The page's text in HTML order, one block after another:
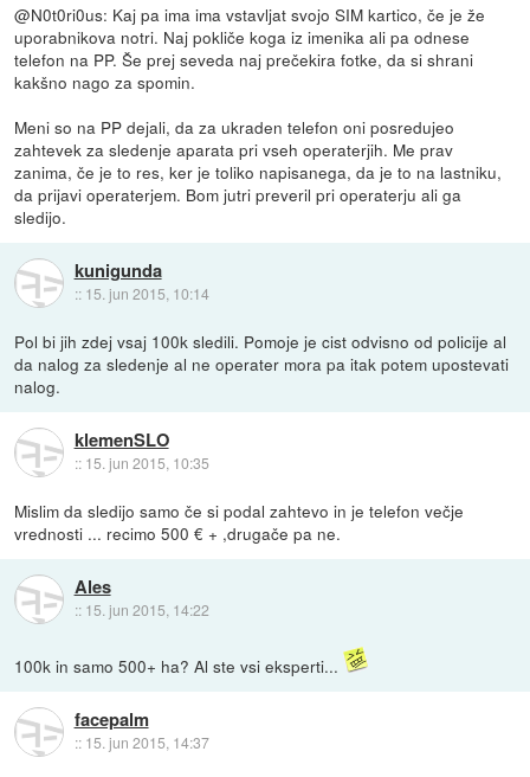
@N0t0ri0us: Kaj pa ima ima vstavljat svojo SIM kartico, če je že
uporabnikova notri. Naj pokliče koga iz imenika ali pa odnese
telefon na PP. Še prej seveda naj prečekira fotke, da si shrani
kakšno nago za spomin.
Meni so na PP dejali, da za ukraden telefon oni posredujeo
zahtevek za sledenje aparata pri vseh operaterjih. Me prav
zanima, če je to res, ker je toliko napisanega, da je to na lastniku,
da prijavi operaterjem. Bom jutri preveril pri operaterju ali ga
sledijo.
kunigunda
:: 15. jun 2015, 10:14
Pol bi jih zdej vsaj 100k sledili. Pomoje je cist odvisno od policije al
da nalog za sledenje al ne operater mora pa itak potem upostevati
nalog.
klemenSLO
:: 15. jun 2015, 10:35
Mislim da sledijo samo če si podal zahtevo in je telefon večje
vrednosti ... recimo 500 € + ,drugače pa ne.
Ales
:: 15. jun 2015, 14:22
100k in samo 500+ ha? Al ste vsi eksperti...
facepalm
:: 15. jun 2015, 14:37